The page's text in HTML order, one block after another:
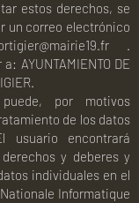
estos derechos, se
un correo electrónico
.
AYUNTAMIENTO DE
por motivos
de los datos
usuario encontrará
y deberes y
individuales en el
Informatique